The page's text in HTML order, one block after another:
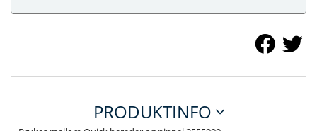
PRODUKTINFO